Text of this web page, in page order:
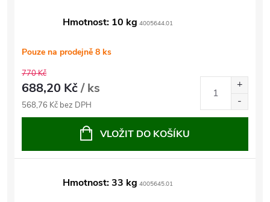
Hmotnost: 10 kg 4005644.01
Pouze na prodejně 8 ks
770 Kč
688,20 Kč/ ks
568,76 Kč bez DPH
VLOŽIT DO KOŠÍKU
Hmotnost: 33 kg 4005645.01